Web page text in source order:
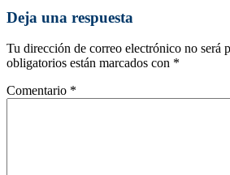
Deja una respuesta
Tu dirección de correo electrónico no será
obligatorios están marcados con *
Comentario *